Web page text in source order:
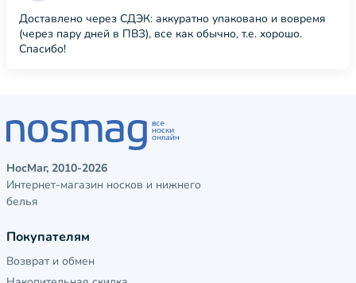
Доставлено через СДЭК: аккуратно упаковано и вовремя
(через пару дней в ПВЗ), все как обычно, т.е. хорошо.
Спасибо!
НосМаг, 2010-2026
Интернет-магазин носков и нижнего
белья
Покупателям
Возврат и обмен